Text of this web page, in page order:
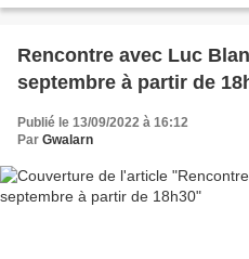
Rencontre avec Luc
septembre à partir de
Publié le 13/09/2022 à 16:12
Par Gwalarn